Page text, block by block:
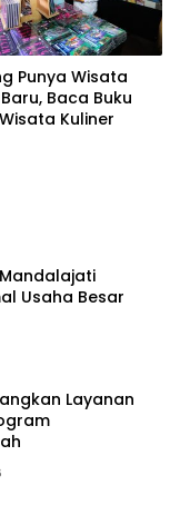
Punya Wisata
Baca Buku
Kuliner
Mandalajati
Usaha Besar
Layanan